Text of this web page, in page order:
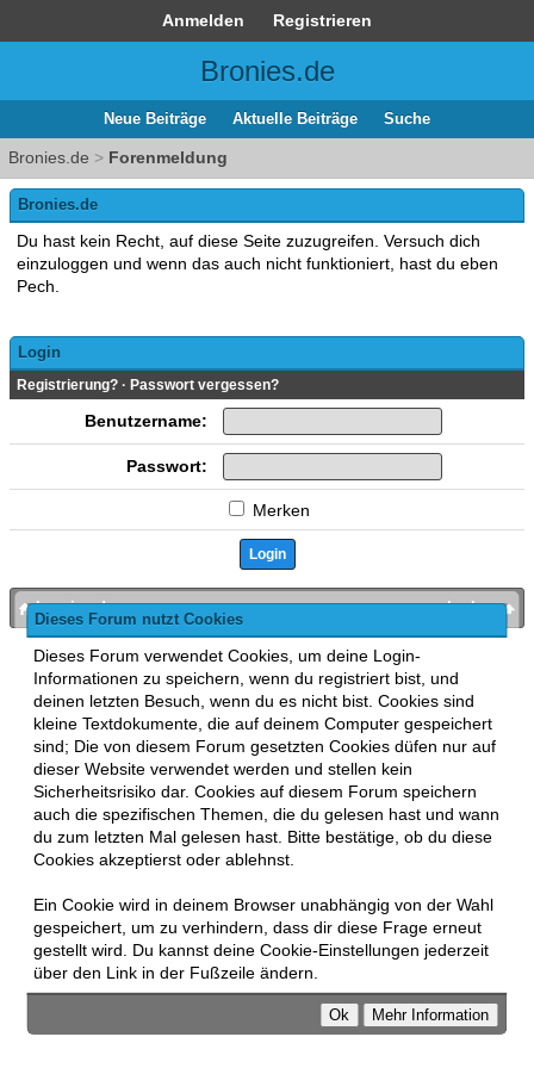
Anmelden Registrieren
Bronies.de
Neue Beiträge Aktuelle Beiträge Suche
Bronies.de > Forenmeldung
Dieses Forum nutzt Cookies
Dieses Forum verwendet Cookies, um deine Login-
Informationen zu speichern, wenn du registriert bist, und
deinen letzten Besuch, wenn du es nicht bist. Cookies sind
kleine Textdokumente, die auf deinem Computer gespeichert
sind; Die von diesem Forum gesetzten Cookies düfen nur auf
dieser Website verwendet werden und stellen kein
Sicherheitsrisiko dar. Cookies auf diesem Forum speichern
auch die spezifischen Themen, die du gelesen hast und wann
du zum letzten Mal gelesen hast. Bitte bestätige, ob du diese
Cookies akzeptierst oder ablehnst.
Ein Cookie wird in deinem Browser unabhängig von der Wahl
gespeichert, um zu verhindern, dass dir diese Frage erneut
gestellt wird. Du kannst deine Cookie-Einstellungen jederzeit
über den Link in der Fußzeile ändern.
Bronies.de
Du hast kein Recht, auf diese Seite zuzugreifen. Versuch dich
einzuloggen und wenn das auch nicht funktioniert, hast du eben
Pech.
Login
Registrierung? · Passwort vergessen?
Benutzername:
Passwort:
Merken
nach oben
bronies.de
MyBB , mobile Fassung: MyBB GoMobile
Zur Desktop-Version wechseln
This forum usesLukasz TkaczMyBB addons.